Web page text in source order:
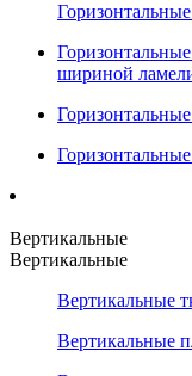
шириной
Вертикальные
Вертикальные
Вертикальные
Вертикальные